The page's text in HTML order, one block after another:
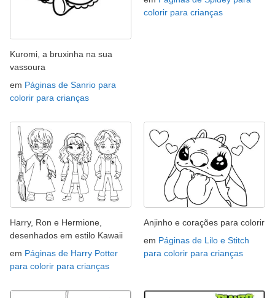
Kuromi, a bruxinha na sua
vassoura
em Páginas de Sanrio para
colorir para crianças
colorir para crianças
Harry, Ron e Hermione,
desenhados em estilo Kawaii
em Páginas de Harry Potter
para colorir para crianças
Anjinho e corações para colorir
em Páginas de Lilo e Stitch
para colorir para crianças